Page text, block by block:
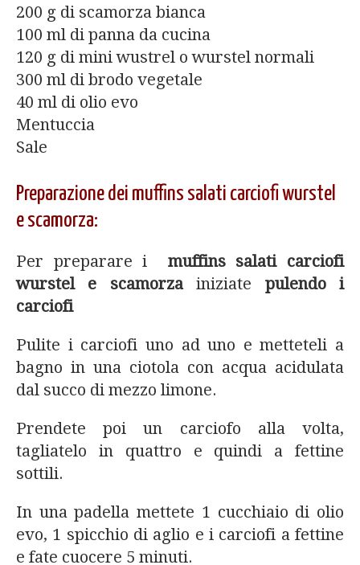
200 g di scamorza bianca
100 ml di panna da cucina
120 g di mini wustrel o wurstel normali
300 ml di brodo vegetale
40 ml di olio evo
Mentuccia
Sale
Preparazione dei muffins salati carciofi wurstel
e scamorza:
Per preparare i muffins salati carciofi
wurstel e scamorzainiziate pulendo i
carciofi
Pulite i carciofi uno ad uno e metteteli a
bagno in una ciotola con acqua acidulata
dal succo di mezzo limone.
Prendete poi un carciofo alla volta,
tagliatelo in quattro e quindi a fettine
sottili.
In una padella mettete 1 cucchiaio di olio
evo, 1 spicchio di aglio e i carciofi a fettine
e fate cuocere 5 minuti.